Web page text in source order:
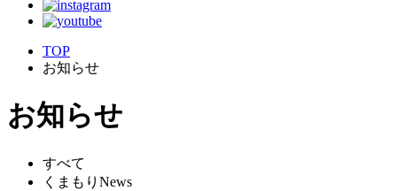
TOP
お知らせ
お知らせ
すべて
くまもりNews